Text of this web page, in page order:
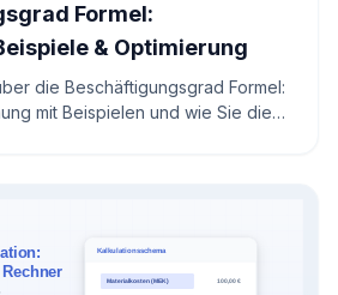
Formel:
& Optimierung
die Beschäftigungsgrad Formel:
mit Beispielen und wie Sie die